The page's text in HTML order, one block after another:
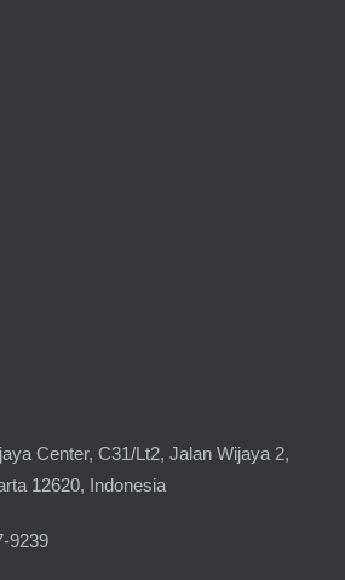
Center, C31/Lt2, Jalan Wijaya 2,
12620, Indonesia
9239